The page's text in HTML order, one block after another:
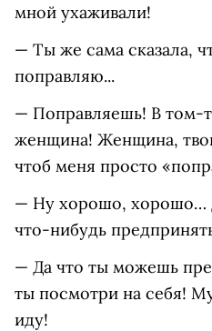
мной ухаживали!
— Ты же сама сказала,
поправляю...
— Поправляешь! В том-
женщина! Женщина,
чтоб меня просто
— Ну хорошо, хорошо…
что-нибудь
— Да что ты можешь
ты посмотри на себя!
иду!